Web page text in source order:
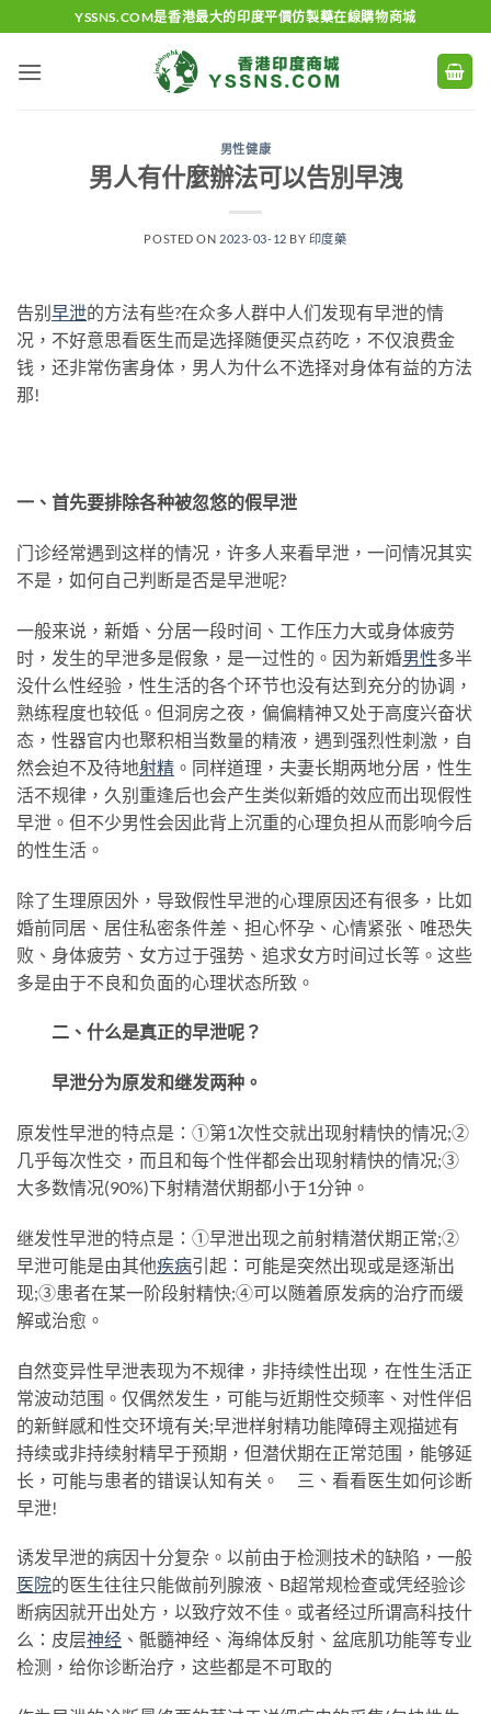
to
content
YSSNS.COM是香港最大的印度平價仿製藥在線購物商城
男性健康
男人有什麼辦法可以告別早洩
POSTED ON 2023-03-12 BY 印度藥
告别早泄的方法有些?在众多人群中人们发现有早泄的情
况，不好意思看医生而是选择随便买点药吃，不仅浪费金
钱，还非常伤害身体，男人为什么不选择对身体有益的方法
那!
一、首先要排除各种被忽悠的假早泄
门诊经常遇到这样的情况，许多人来看早泄，一问情况其实
不是，如何自己判断是否是早泄呢?
一般来说，新婚、分居一段时间、工作压力大或身体疲劳
时，发生的早泄多是假象，是一过性的。因为新婚男性多半
没什么性经验，性生活的各个环节也没有达到充分的协调，
熟练程度也较低。但洞房之夜，偏偏精神又处于高度兴奋状
态，性器官内也聚积相当数量的精液，遇到强烈性刺激，自
然会迫不及待地射精 。同样道理，夫妻长期两地分居，性生
活不规律，久别重逢后也会产生类似新婚的效应而出现假性
早泄。但不少男性会因此背上沉重的心理负担从而影响今后
的性生活。
除了生理原因外，导致假性早泄的心理原因还有很多，比如
婚前同居、居住私密条件差、担心怀孕、心情紧张、唯恐失
败、身体疲劳、女方过于强势、追求女方时间过长等。这些
多是由于不良和负面的心理状态所致。
二、什么是真正的早泄呢？
早泄分为原发和继发两种。
原发性早泄的特点是：①第1次性交就出现射精快的情况;②
几乎每次性交，而且和每个性伴都会出现射精快的情况;③
大多数情况(90%)下射精潜伏期都小于1分钟。
继发性早泄的特点是：①早泄出现之前射精潜伏期正常;②
早泄可能是由其他疾病引起：可能是突然出现或是逐渐出
现;③患者在某一阶段射精快;④可以随着原发病的治疗而缓
解或治愈。
自然变异性早泄表现为不规律，非持续性出现，在性生活正
常波动范围。仅偶然发生，可能与近期性交频率、对性伴侣
的新鲜感和性交环境有关;早泄样射精功能障碍主观描述有
持续或非持续射精早于预期，但潜伏期在正常范围，能够延
长，可能与患者的错误认知有关。 三、看看医生如何诊断
早泄!
诱发早泄的病因十分复杂。以前由于检测技术的缺陷，一般
医院的医生往往只能做前列腺液、B超常规检查或凭经验诊
断病因就开出处方，以致疗效不佳。或者经过所谓高科技什
么：皮层神经 、骶髓神经、海绵体反射、盆底肌功能等专业
检测，给你诊断治疗，这些都是不可取的